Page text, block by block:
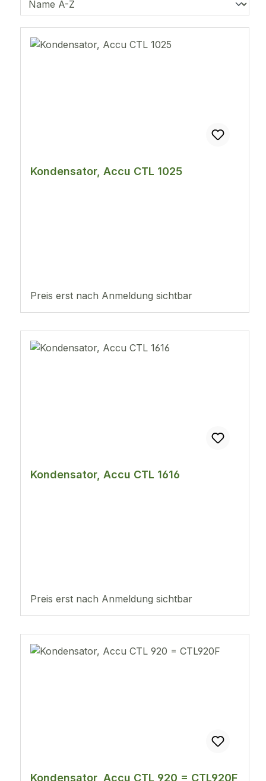
Kondensator, Accu CTL 1025
Preis erst nach Anmeldung sichtbar
Kondensator, Accu CTL 1616
Preis erst nach Anmeldung sichtbar
Kondensator, Accu CTL 920 = CTL920F